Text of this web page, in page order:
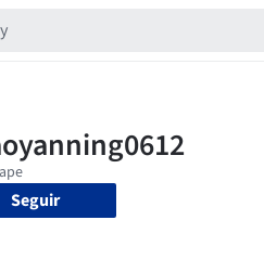
Seguir